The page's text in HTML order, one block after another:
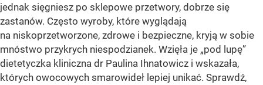
jednak sięgniesz po sklepowe przetwory, dobrze się
zastanów. Często wyroby, które wyglądają
na niskoprzetworzone, zdrowe i bezpieczne, kryją w sobie
mnóstwo przykrych niespodzianek. Wzięła je „pod lupę”
dietetyczka kliniczna dr Paulina Ihnatowicz i wskazała,
których owocowych smarowideł lepiej unikać. Sprawdź,